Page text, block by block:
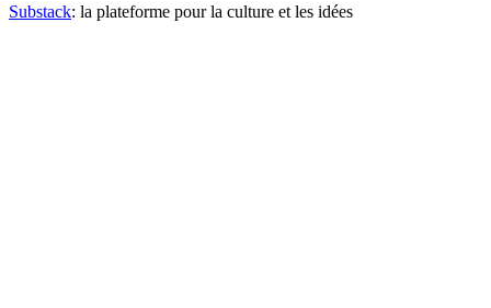
Substack: la plateforme pour la culture et les idées